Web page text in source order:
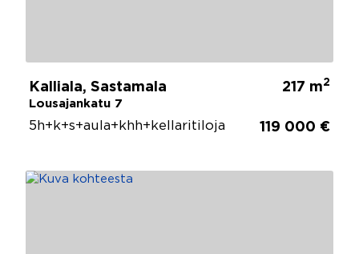
Kalliala, Sastamala
Lousajankatu 7
217 m2
5h+k+s+aula+khh+kellaritiloja 119 000 €